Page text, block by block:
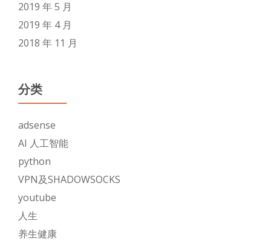
2019 年 5 月
2019 年 4 月
2018 年 11 月
分类
adsense
AI 人工智能
python
VPN及SHADOWSOCKS
youtube
人生
养生健康